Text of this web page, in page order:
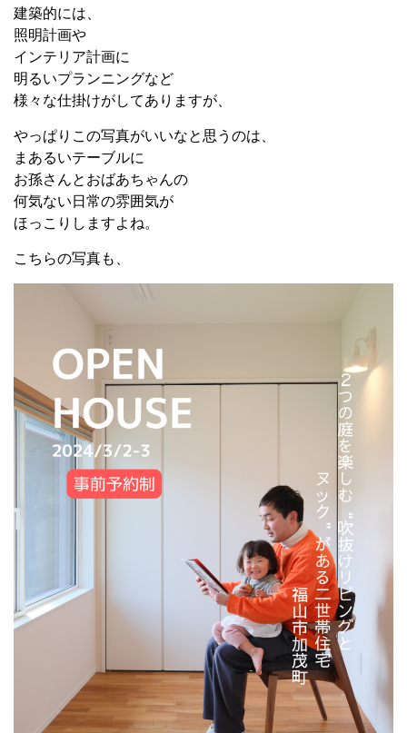
建築的には、
照明計画や
インテリア計画に
明るいプランニングなど
様々な仕掛けがしてありますが、
やっぱりこの写真がいいなと思うのは、
まあるいテーブルに
お孫さんとおばあちゃんの
何気ない日常の雰囲気が
ほっこりしますよね。
こちらの写真も、